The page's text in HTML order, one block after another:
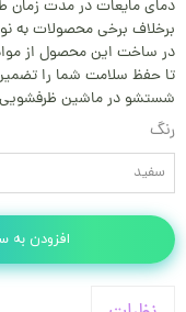
دمای مایعات در مدت زمان
برخلاف برخی محصولات به
تا حفظ سلامت شما را
شستشو در ماشین ظرفشویی
رنگ
سفید
افزودن به